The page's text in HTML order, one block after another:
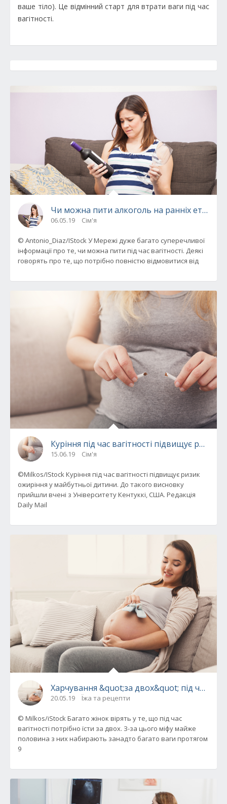
ваше тіло). Це відмінний старт для втрати ваги під час
вагітності.
Чи можна пити алкоголь на ранніх етапах
06.05.19 Сім'я
© Antonio_Diaz/IStock У Мережі дуже багато суперечливої
інформації про те, чи можна пити під час вагітності. Деякі
говорять про те, що потрібно повністю відмовитися від
Куріння під час вагітності підвищує ризик
15.06.19 Сім'я
©Milkos/IStock Куріння під час вагітності підвищує ризик
ожиріння у майбутньої дитини. До такого висновку
прийшли вчені з Університету Кентуккі, США. Редакція
Daily Mail
Харчування &quot;за двох&quot; під час
20.05.19 Їжа та рецепти
© Milkos/iStock Багато жінок вірять у те, що під час
вагітності потрібно їсти за двох. З-за цього міфу майже
половина з них набирають занадто багато ваги протягом
9